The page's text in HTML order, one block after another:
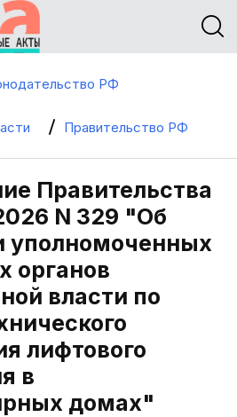
РФ
Правительство РФ
Правительства
N 329 "Об
уполномоченных
органов
власти по
лифтового
в
домах"